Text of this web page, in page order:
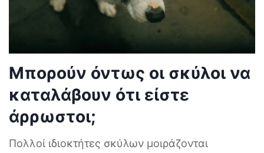
Μπορούν όντως οι σκύλοι να
καταλάβουν ότι είστε
άρρωστοι;
Πολλοί ιδιοκτήτες σκύλων μοιράζονται